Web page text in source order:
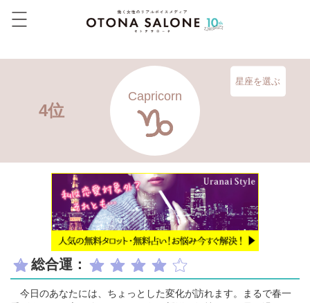
4位
Capricorn
星座を選ぶ
総合運：
今日のあなたには、ちょっとした変化が訪れます。まるで春一